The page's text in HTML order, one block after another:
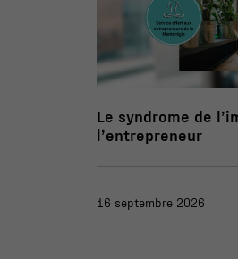
Le syndrome de
l’entrepreneur
16 septembre 2026